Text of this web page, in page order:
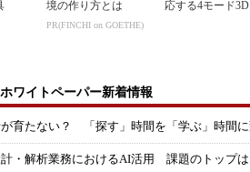
境の作り方とは
PR(FINCHI on GOETHE)
応する4モード
ワイトペーパー新着情報
育たない？ 「探す」時間を「学ぶ」時間
・解析業務におけるAI活用 課題のトップは